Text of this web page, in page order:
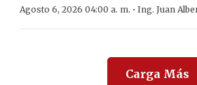
Agosto 6, 2026 04:00 a. m. · Ing. Juan
Carga Más